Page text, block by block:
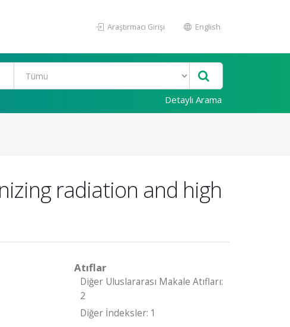
Araştırmacı Girişi English
Detaylı Arama
radiation and high
Atıflar
Diğer Uluslararası Makale Atıfları:
2
Diğer İndeksler: 1